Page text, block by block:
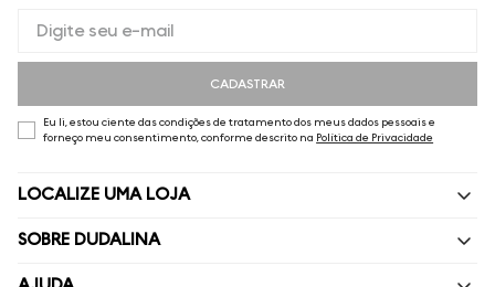
CADASTRAR
Eu li, estou ciente das condições de tratamento dos meus dados pessoais e
forneço meu consentimento, conforme descrito na Política de Privacidade
LOCALIZE UMA LOJA
SOBRE DUDALINA
Quem Somos